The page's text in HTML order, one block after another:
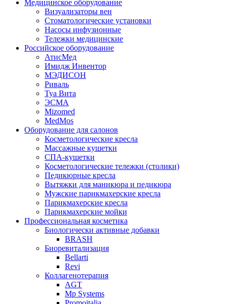
Медицинское оборудование
Визуализаторы вен
Стоматологические установки
Насосы инфузионные
Тележки медицинские
Российское оборудование
АтисМед
Имидж Инвентор
МЭДИСОН
Риваль
Туа Вита
ЭСМА
Mizomed
MedMos
Оборудование для салонов
Косметологические кресла
Массажные кушетки
СПА-кушетки
Косметологические тележки (столики)
Педикюрные кресла
Вытяжки для маникюра и педикюра
Мужские парикмахерские кресла
Парикмахерские кресла
Парикмахерские мойки
Профессиональная косметика
Биологически активные добавки
BRASH
Биоревитализация
Bellarti
Revi
Коллагенотерапия
AGT
Mp Systems